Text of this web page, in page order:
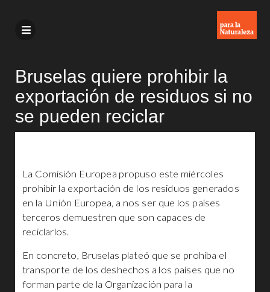
Bruselas quiere prohibir la
exportación de residuos si no
se pueden reciclar
La Comisión Europea propuso este miércoles
prohibir la exportación de los residuos generados
en la Unión Europea, a nos ser que los países
terceros demuestren que son capaces de
reciclarlos.
En concreto, Bruselas plateó que se prohíba el
transporte de los deshechos a los países que no
forman parte de la Organización para la